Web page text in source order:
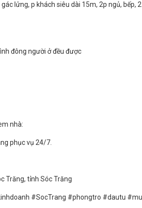
lửng, p khách siêu dài 15m, 2p ngủ, bếp,
đông người ở đều được
nhà:
phục vụ 24/7.
Trăng, tỉnh Sóc Trăng
#SocTrang #phongtro #dautu